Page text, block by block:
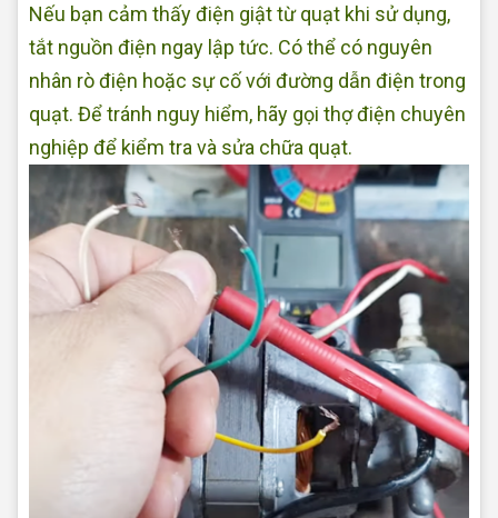
Nếu bạn cảm thấy điện giật từ quạt khi sử dụng,
tắt nguồn điện ngay lập tức. Có thể có nguyên
nhân rò điện hoặc sự cố với đường dẫn điện trong
quạt. Để tránh nguy hiểm, hãy gọi thợ điện chuyên
nghiệp để kiểm tra và sửa chữa quạt.